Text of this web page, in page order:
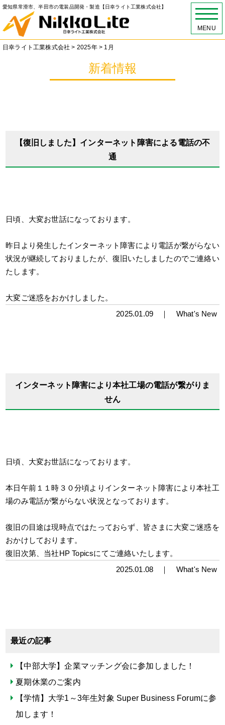
愛知県常滑市、半田市の電装品開発・製造【日幸ライト工業株式会社】
MENU
日幸ライト工業株式会社 > 2025年> 1月
新着情報
【復旧しました】インターネット障害による電話の不
通
日頃、大変お世話になっております。
昨日より発生したインターネット障害により電話が繋がらない
状況が継続しておりましたが、復旧いたしましたのでご連絡い
たします。
大変ご迷惑をおかけしました。
2025.01.09 ｜ What's New
インターネット障害により本社工場の電話が繋がりま
せん
日頃、大変お世話になっております。
本日午前１１時３０分頃よりインターネット障害により本社工
場のみ電話が繋がらない状況となっております。
復旧の目途は現時点ではたっておらず、皆さまに大変ご迷惑を
おかけしております。
復旧次第、当社HP Topicsにてご連絡いたします。
2025.01.08 ｜ What's New
最近の記事
【中部大学】企業マッチング会に参加しました！
夏期休業のご案内
【学情】大学1～3年生対象 Super Business Forumに参
加します！